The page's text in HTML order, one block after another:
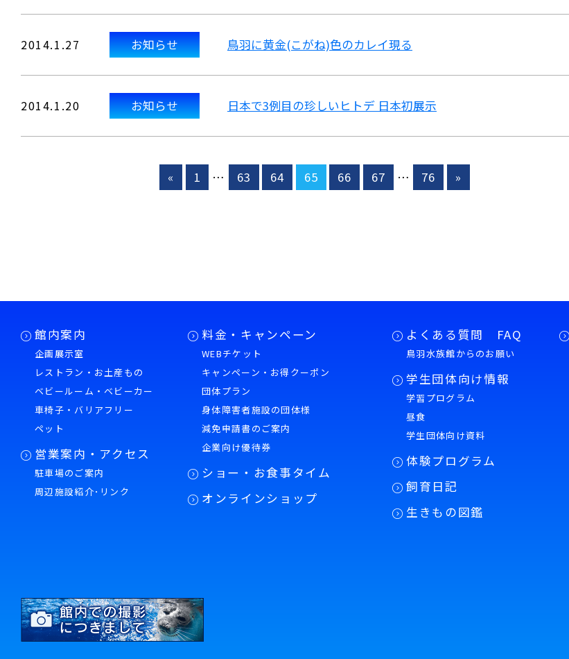
2014.1.27 お知らせ 鳥羽に黄金(こがね)色のカレイ現る
2014.1.20 お知らせ 日本で3例目の珍しいヒトデ 日本初展示
« 1 … 63 64 65 66 67 … 76 »
館内案内
企画展示室
レストラン・お土産もの
ベビールーム・ベビーカー
車椅子・バリアフリー
ペット
営業案内・アクセス
駐車場のご案内
周辺施設紹介･リンク
料金・キャンペーン
WEBチケット
キャンペーン・お得クーポン
団体プラン
身体障害者施設の団体様
減免申請書のご案内
企業向け優待券
ショー・お食事タイム
オンラインショップ
よくある質問 FAQ
鳥羽水族館からのお願い
学生団体向け情報
学習プログラム
昼食
学生団体向け資料
体験プログラム
飼育日記
生きもの図鑑